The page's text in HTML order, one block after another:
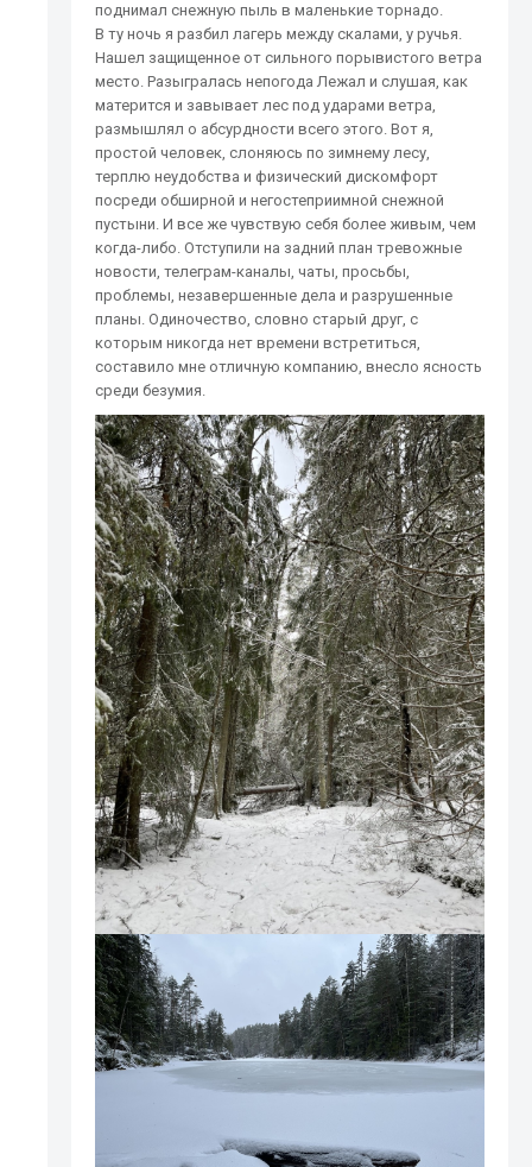
поднимал снежную пыль в маленькие торнадо.
В ту ночь я разбил лагерь между скалами, у ручья.
Нашел защищенное от сильного порывистого ветра
место. Разыгралась непогода Лежал и слушая, как
матерится и завывает лес под ударами ветра,
размышлял о абсурдности всего этого. Вот я,
простой человек, слоняюсь по зимнему лесу,
терплю неудобства и физический дискомфорт
посреди обширной и негостеприимной снежной
пустыни. И все же чувствую себя более живым, чем
когда-либо. Отступили на задний план тревожные
новости, телеграм-каналы, чаты, просьбы,
проблемы, незавершенные дела и разрушенные
планы. Одиночество, словно старый друг, с
которым никогда нет времени встретиться,
составило мне отличную компанию, внесло ясность
среди безумия.